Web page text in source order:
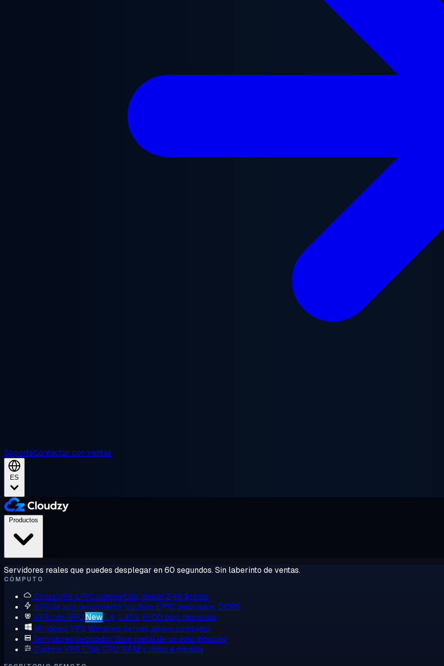
SoporteContactar con ventas
ES
Servidores reales que puedes desplegar en 60 segundos. Sin laberinto de ventas.
CÓMPUTO
Cloud VPS EPYC compartido, desde 2,48 $/mes
VPS de alto rendimiento Núcleos EPYC dedicados, DDR5
VPS con GPU New L4, L40S, H100 bajo demanda
Windows VPS Windows Server, admin completo
Servidores dedicados Bare metal de un solo inquilino
Custom VPS Elige CPU, RAM y disco a medida